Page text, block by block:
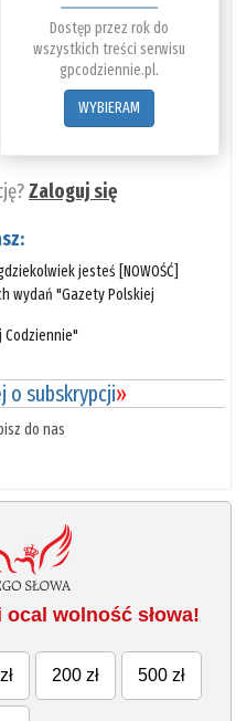
Dostęp przez rok do
wszystkich treści serwisu
gpcodziennie.pl.
WYBIERAM
Zaloguj się
jesteś [NOWOŚĆ]
wydań "Gazety Polskiej
Codziennie"
o subskrypcji»
do nas
wolność słowa!
200 zł 500 zł